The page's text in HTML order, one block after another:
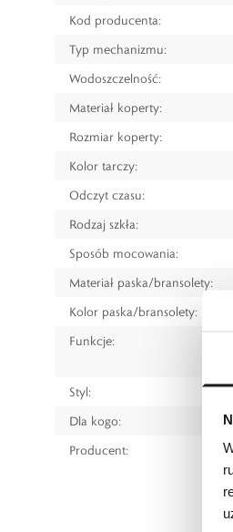
Kod producenta:
Typ mechanizmu:
Wodoszczelność:
Materiał koperty:
Rozmiar koperty:
Kolor tarczy:
Odczyt czasu:
Rodzaj szkła:
Sposób mocowania:
Materiał paska/bransolety:
Kolor paska/bransolety:
Funkcje:
Styl:
Dla kogo:
Producent: